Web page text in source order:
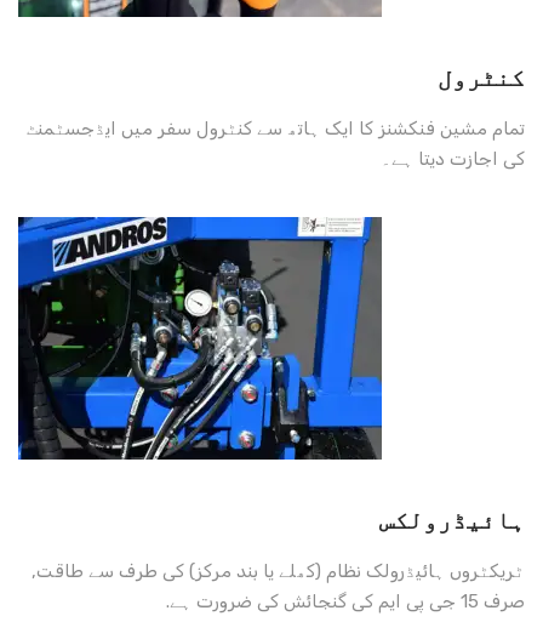
کنٹرول
تمام مشین فنکشنز کا ایک ہاتھ سے کنٹرول سفر میں ایڈجسٹمنٹ
کی اجازت دیتا ہے۔
ہائیڈرولکس
ٹریکٹروں ہائیڈرولک نظام (کھلے یا بند مرکز) کی طرف سے طاقت,
صرف 15 جی پی ایم کی گنجائش کی ضرورت ہے.